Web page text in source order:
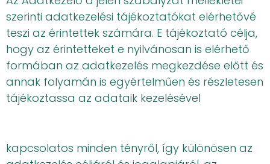
szerinti adatkezelési tájékoztatókat elérhetővé
teszi az érintettek számára. E tájékoztató célja,
hogy az érintetteket e nyilvánosan is elérhető
formában az adatkezelés megkezdése előtt és
annak folyamán is egyértelműen és részletesen
tájékoztassa az adataik kezelésével
kapcsolatos minden tényről, így különösen az